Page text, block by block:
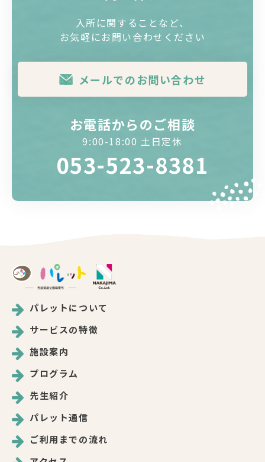
入所に関することなど、
お気軽にお問い合わせください
メールでのお問い合わせ
お電話からのご相談
9:00-18:00 土日定休
053-523-8381
パレットについて
サービスの特徴
施設案内
プログラム
先生紹介
パレット通信
ご利用までの流れ